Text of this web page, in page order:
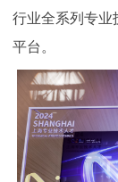
行业全系列专业
平台。